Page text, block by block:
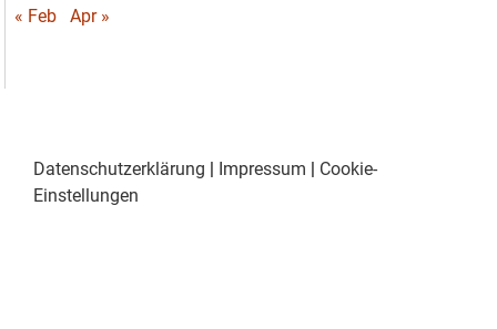
« Feb
Apr »
Datenschutzerklärung | Impressum | Cookie-
Einstellungen